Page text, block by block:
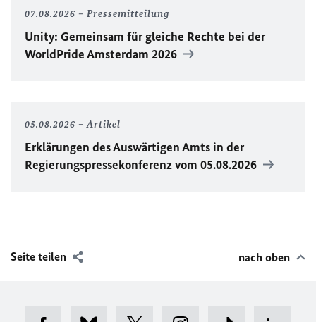
07.08.2026 Pressemitteilung
Unity: Gemeinsam für gleiche Rechte bei der
WorldPrideAmsterdam 2026
05.08.2026 Artikel
Erklärungen des Auswärtigen Amts in der
Regierungspressekonferenz vom 05.08.2026
Seite teilen nach oben